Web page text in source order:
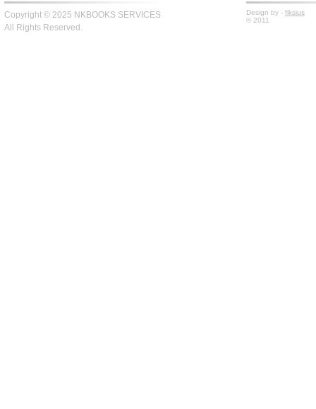
Copyright © 2025 NKBOOKS SERVICES
All Rights Reserved.
Design by - fiksius
© 2011